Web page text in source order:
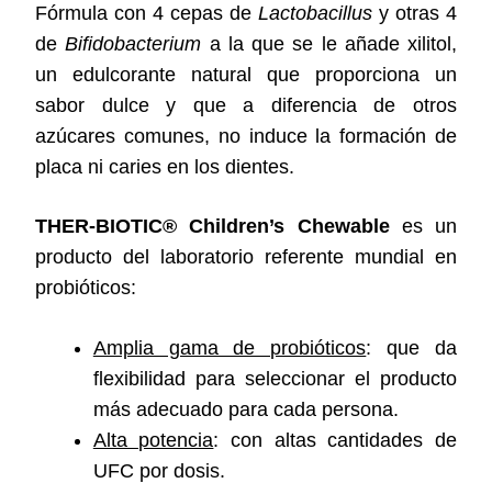
Fórmula con 4 cepas de Lactobacillus y otras 4
deBifidobacterium a la que se le añade xilitol,
un edulcorante natural que proporciona un
sabor dulce y que a diferencia de otros
azúcares comunes, no induce la formación de
placa ni caries en los dientes.
THER-BIOTIC® Children’s Chewable es un
producto del laboratorio referente mundial en
probióticos:
Amplia gama de probióticos: que da
flexibilidad para seleccionar el producto
más adecuado para cada persona.
Alta potencia: con altas cantidades de
UFC por dosis.